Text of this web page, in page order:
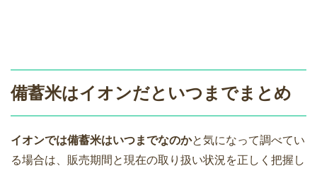
備蓄米はイオンだといつまでまとめ
イオンでは備蓄米はいつまでなのかと気になって調べてい
る場合は、販売期間と現在の取り扱い状況を正しく把握し